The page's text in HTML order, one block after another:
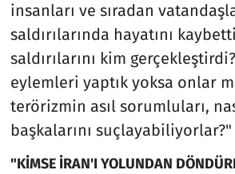
insanları ve sıradan
saldırılarında hayatını
saldırılarını kim
eylemleri yaptık yoksa onlar
terörizmin asıl sorumluları,
başkalarını
"KİMSE İRAN'I YOLUNDAN